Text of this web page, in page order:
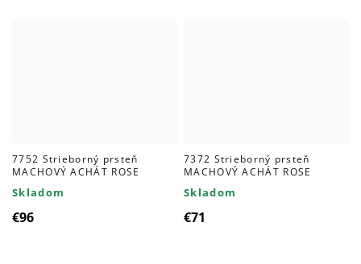
7752 Strieborný prsteň
MACHOVÝ ACHÁT ROSE
Skladom
€96
7372 Strieborný prsteň
MACHOVÝ ACHÁT ROSE
Skladom
€71